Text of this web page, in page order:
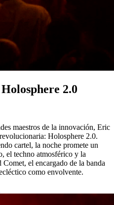
2.0
maestros de la innovación, Eric
Holosphere 2.0.
cartel, la noche promete un
el techno atmosférico y la
el encargado de la banda
como envolvente.